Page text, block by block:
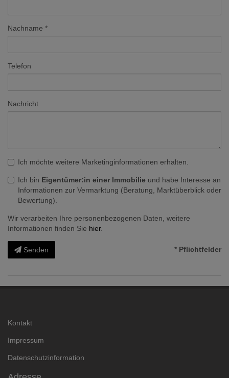
Nachname
Telefon
Nachricht
Ich möchte weitere Marketinginformationen erhalten.
Ich bin Eigentümer:in einer Immobilie und habe Interesse an
Informationen zur Vermarktung (Beratung, Marktüberblick oder
Bewertung).
Wir verarbeiten Ihre personenbezogenen Daten, weitere
Informationen finden Sie hier.
Senden * Pflichtfelder
Kontakt
Impressum
Datenschutzinformation